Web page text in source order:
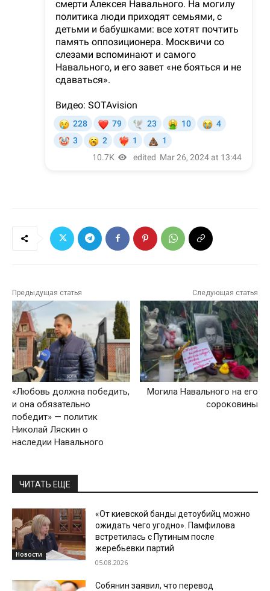
Предыдущая статья
«Любовь должна победить,
и она обязательно
победит» — политик
Николай Ляскин о
наследии Навального
Следующая статья
Могила Навального на его
сороковины
ЧИТАТЬ ЕЩЕ
Новости
«От киевской банды детоубийц можно
ожидать чего угодно». Памфилова
встретилась с Путиным после
жеребьевки партий
05.08.2026
Собянин заявил, что перевод